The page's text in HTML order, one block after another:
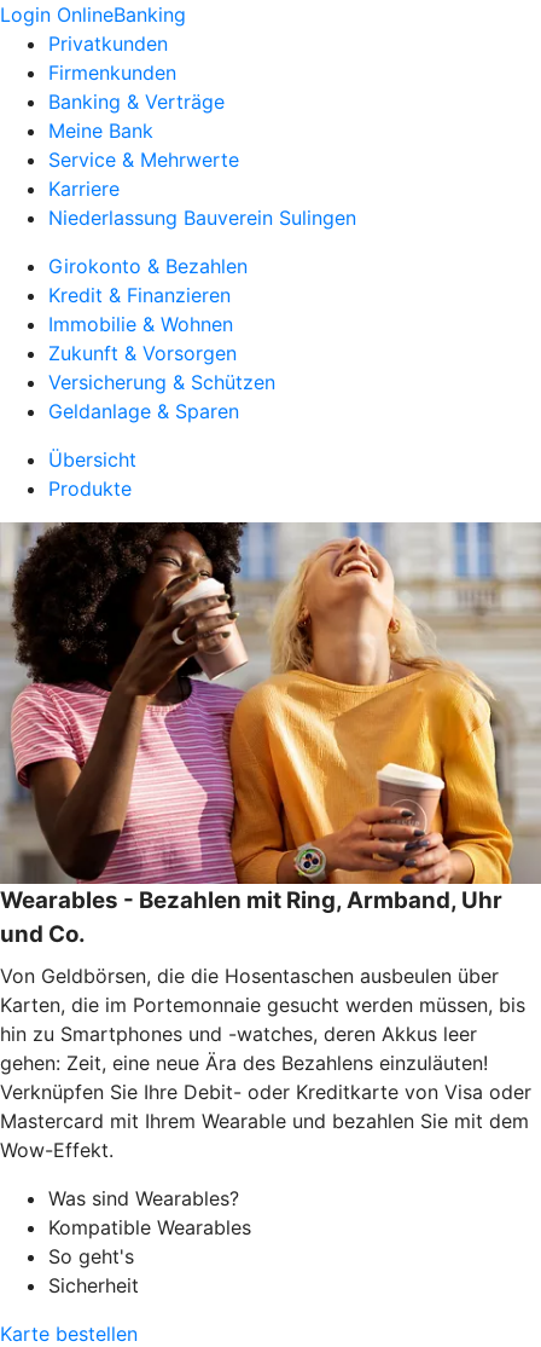
Login OnlineBanking
Privatkunden
Firmenkunden
Banking & Verträge
Meine Bank
Service & Mehrwerte
Karriere
Niederlassung Bauverein Sulingen
Girokonto & Bezahlen
Kredit & Finanzieren
Immobilie & Wohnen
Zukunft & Vorsorgen
Versicherung & Schützen
Geldanlage & Sparen
Übersicht
Produkte
Wearables - Bezahlen mit Ring, Armband, Uhr
und Co.
Von Geldbörsen, die die Hosentaschen ausbeulen über
Karten, die im Portemonnaie gesucht werden müssen, bis
hin zu Smartphones und -watches, deren Akkus leer
gehen: Zeit, eine neue Ära des Bezahlens einzuläuten!
Verknüpfen Sie Ihre Debit- oder Kreditkarte von Visa oder
Mastercard mit Ihrem Wearable und bezahlen Sie mit dem
Wow-Effekt.
Was sind Wearables?
Kompatible Wearables
So geht's
Sicherheit
Karte bestellen